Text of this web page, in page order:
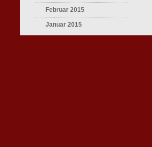
Februar 2015
Januar 2015